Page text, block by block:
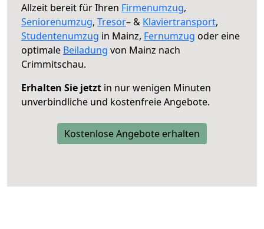
Allzeit bereit für Ihren Firmenumzug,
Seniorenumzug, Tresor– & Klaviertransport,
Studentenumzug in Mainz, Fernumzug oder eine
optimale Beiladung von Mainz nach
Crimmitschau.
Erhalten Sie jetzt in nur wenigen Minuten
unverbindliche und kostenfreie Angebote.
Kostenlose Angebote erhalten